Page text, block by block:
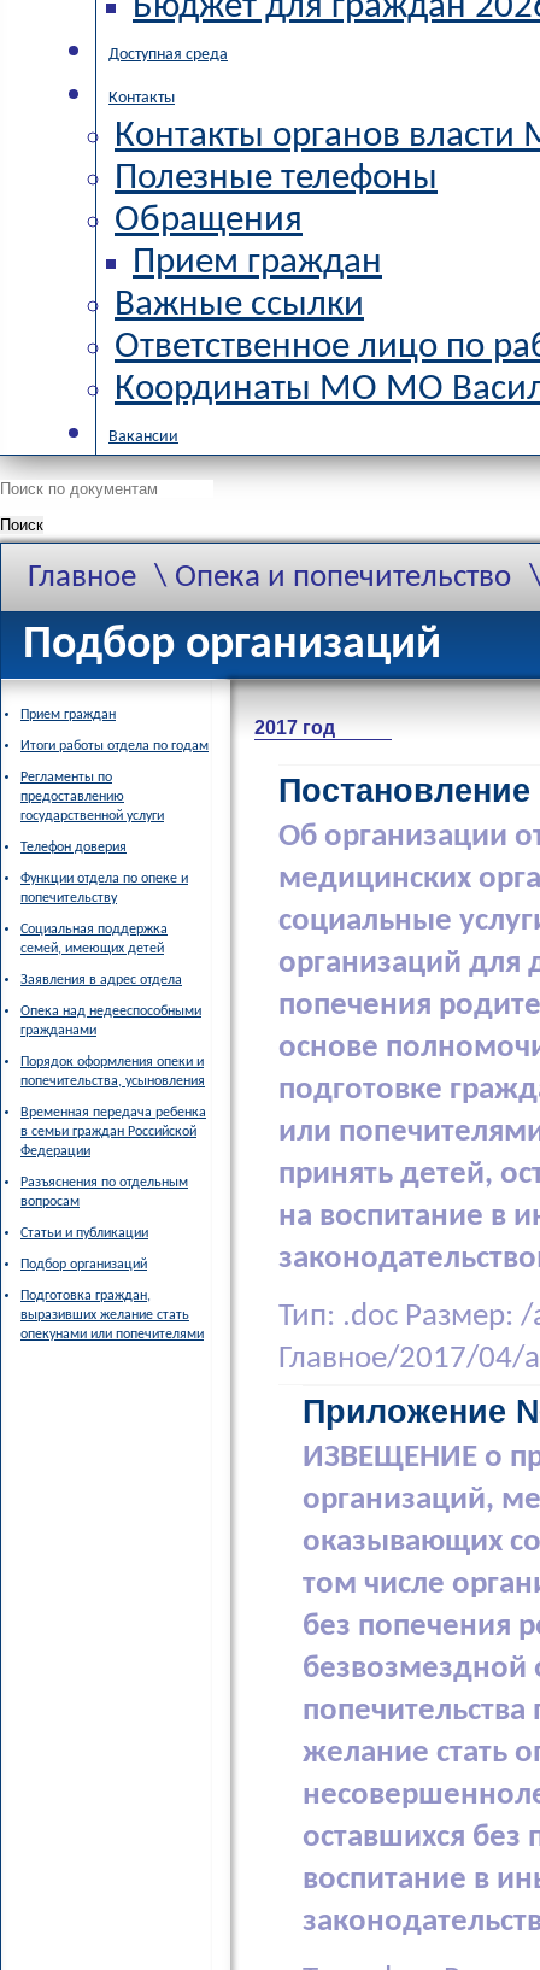
Бюджет для граждан
Доступная среда
Контакты
Контакты органов
Полезные телефоны
Обращения
Прием граждан
Важные ссылки
Ответственное лицо по
Координаты МО МО
Вакансии
Поиск
Главное Опека и попечительство
Подбор организаций
Прием граждан
Итоги работы отдела по годам
Регламенты по
предоставлению
государственной услуги
Телефон доверия
Функции отдела по опеке и
попечительству
Социальная поддержка
семей, имеющих детей
Заявления в адрес отдела
Опека над недееспособными
гражданами
Порядок оформления опеки и
попечительства, усыновления
Временная передача ребенка
в семьи граждан Российской
Федерации
Разъяснения по отдельным
вопросам
Статьи и публикации
Подбор организаций
Подготовка граждан,
выразивших желание стать
опекунами или попечителями
2017 год
Об организации
медицинских
социальные
организаций для
попечения
основе
подготовке
или
принять детей,
на воспитание в
Тип: .doc Размер: /
Главное/2017/04/
Приложение
ИЗВЕЩЕНИЕ о
организаций,
оказывающих
том числе
без попечения
безвозмездной
желание стать
оставшихся
воспитание в